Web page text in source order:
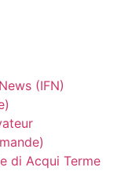
(IFN)
di Acqui Terme